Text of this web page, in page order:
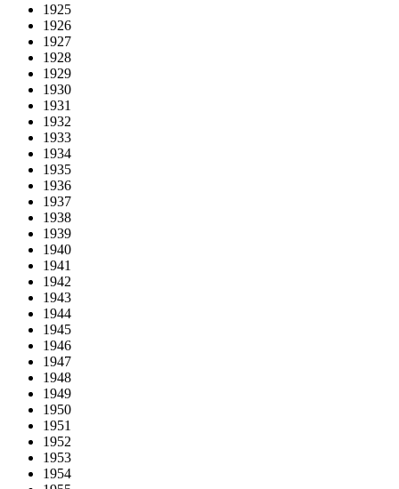
1925
1926
1927
1928
1929
1930
1931
1932
1933
1934
1935
1936
1937
1938
1939
1940
1941
1942
1943
1944
1945
1946
1947
1948
1949
1950
1951
1952
1953
1954